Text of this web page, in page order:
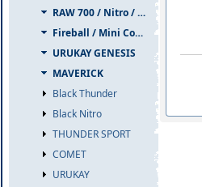
RAW 700 / Nitro / PIUMA
Fireball / Mini Comet
URUKAY GENESIS
MAVERICK
Black Thunder
Black Nitro
THUNDER SPORT
COMET
URUKAY